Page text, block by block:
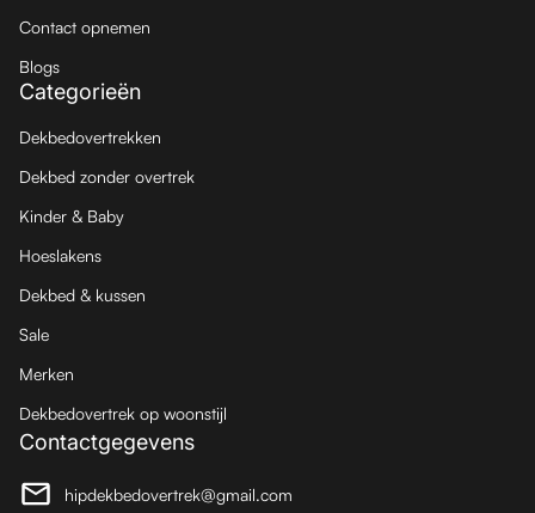
Contact opnemen
Blogs
Categorieën
Dekbedovertrekken
Dekbed zonder overtrek
Kinder & Baby
Hoeslakens
Dekbed & kussen
Sale
Merken
Dekbedovertrek op woonstijl
Contactgegevens
hipdekbedovertrek@gmail.com
(link opent in nieuw tabblad/venster)
(link opent in nieuw tabblad/venster)